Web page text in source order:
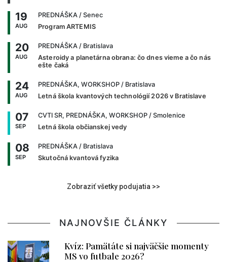
19
AUG
PREDNÁŠKA / Senec
Program ARTEMIS
20
AUG
PREDNÁŠKA / Bratislava
Asteroidy a planetárna obrana: čo dnes vieme a čo nás
ešte čaká
24
AUG
PREDNÁŠKA, WORKSHOP / Bratislava
Letná škola kvantových technológií 2026 v Bratislave
07
SEP
CVTI SR, PREDNÁŠKA, WORKSHOP / Smolenice
Letná škola občianskej vedy
08
SEP
PREDNÁŠKA / Bratislava
Skutočná kvantová fyzika
Zobraziť všetky podujatia >>
NAJNOVŠIE ČLÁNKY
Kvíz: Pamätáte si najväčšie momenty
MS vo futbale 2026?